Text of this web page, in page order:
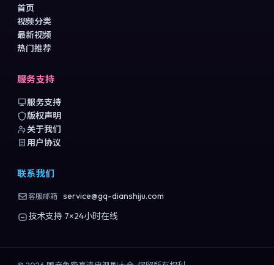
首页
视频分类
最新视频
热门推荐
服务支持
服务支持
版权声明
关于我们
用户协议
联系我们
客服邮箱 service@gq-dianshiju.com
技术支持 7×24小时在线